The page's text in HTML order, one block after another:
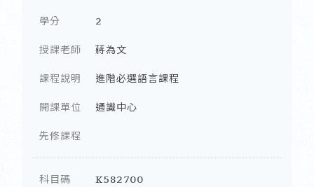
學分 2
授課老師 蔣為文
課程說明 進階必選語言課程
開課單位 通識中心
先修課程
科目碼 K582700